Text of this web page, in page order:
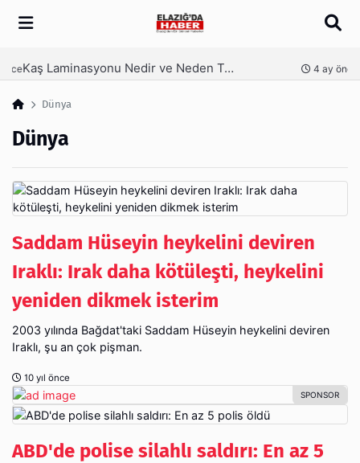
Arama
Kaş Laminasyonu Nedir ve Neden Tercih Edilir? 4 ay önce
Dünya
Dünya
Saddam Hüseyin heykelini deviren
Iraklı: Irak daha kötüleşti, heykelini
yeniden dikmek isterim
2003 yılında Bağdat'taki Saddam Hüseyin heykelini deviren
Iraklı, şu an çok pişman.
10 yıl önce
ABD'de polise silahlı saldırı: En az 5